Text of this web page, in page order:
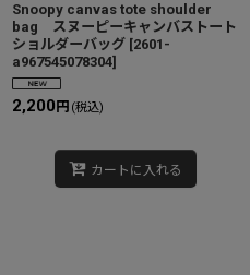
Snoopy canvas tote shoulder
bag スヌーピーキャンバストート
ショルダーバッグ [2601-
a967545078304]
2,200 円 (税込)
カートに入れる